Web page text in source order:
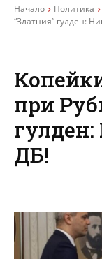
Начало Политика
“Златния” гулден:
при
ДБ!